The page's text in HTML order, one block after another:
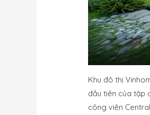
Khu đô thị
đầu tiên của tập
công viên